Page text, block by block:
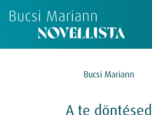
Bucsi Mariann
A te döntésed